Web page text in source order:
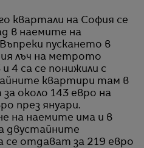
квартали на София се
в наемите на
пускането в
лъч на метрото
4 са се понижили с
квартири там в
около 143 евро на
през януари.
на наемите има и в
двустайните
се отдават за 219 евро